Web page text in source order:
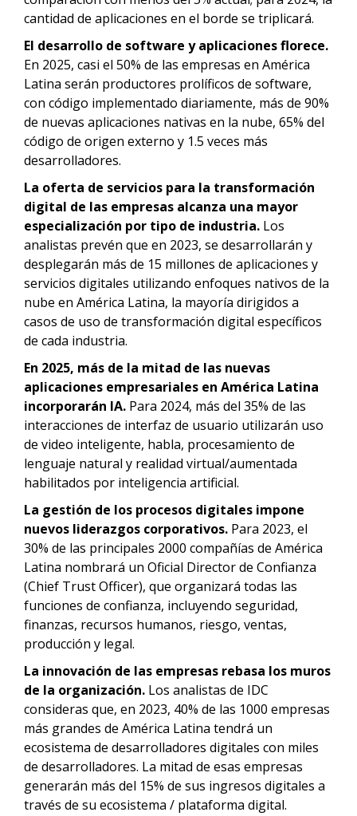
cantidad de aplicaciones en el borde se triplicará.
El desarrollo de software y aplicaciones florece.
En 2025, casi el 50% de las empresas en América
Latina serán productores prolíficos de software,
con código implementado diariamente, más de 90%
de nuevas aplicaciones nativas en la nube, 65% del
código de origen externo y 1.5 veces más
desarrolladores.
La oferta de servicios para la transformación
digital de las empresas alcanza una mayor
especialización por tipo de industria. Los
analistas prevén que en 2023, se desarrollarán y
desplegarán más de 15 millones de aplicaciones y
servicios digitales utilizando enfoques nativos de la
nube en América Latina, la mayoría dirigidos a
casos de uso de transformación digital específicos
de cada industria.
En 2025, más de la mitad de las nuevas
aplicaciones empresariales en América Latina
incorporarán IA. Para 2024, más del 35% de las
interacciones de interfaz de usuario utilizarán uso
de video inteligente, habla, procesamiento de
lenguaje natural y realidad virtual/aumentada
habilitados por inteligencia artificial.
La gestión de los procesos digitales impone
nuevos liderazgos corporativos. Para 2023, el
30% de las principales 2000 compañías de América
Latina nombrará un Oficial Director de Confianza
(Chief Trust Officer), que organizará todas las
funciones de confianza, incluyendo seguridad,
finanzas, recursos humanos, riesgo, ventas,
producción y legal.
La innovación de las empresas rebasa los muros
de la organización. Los analistas de IDC
consideras que, en 2023, 40% de las 1000 empresas
más grandes de América Latina tendrá un
ecosistema de desarrolladores digitales con miles
de desarrolladores. La mitad de esas empresas
generarán más del 15% de sus ingresos digitales a
través de su ecosistema / plataforma digital.